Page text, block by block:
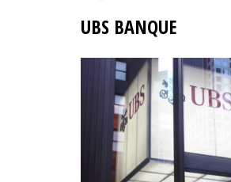
UBS BANQUE